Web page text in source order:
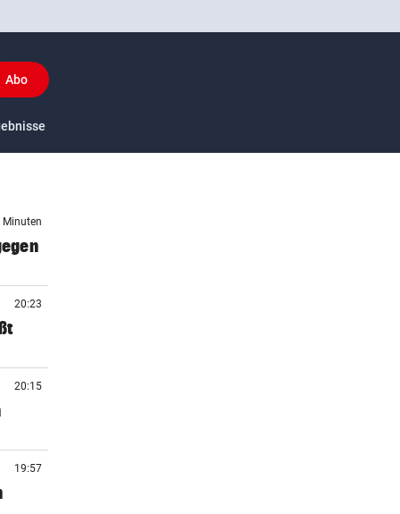
Abo
US-Sport
Minuten
20:23
20:15
19:57